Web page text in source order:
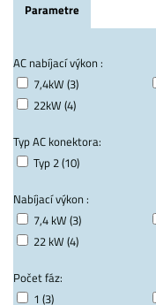
Parametre
AC nabíjací výkon :
7,4kW (3)
22kW (4)
Typ AC konektora:
Typ 2 (10)
Nabíjací výkon :
7,4 kW (3)
22 kW (4)
Počet fáz:
1 (3)